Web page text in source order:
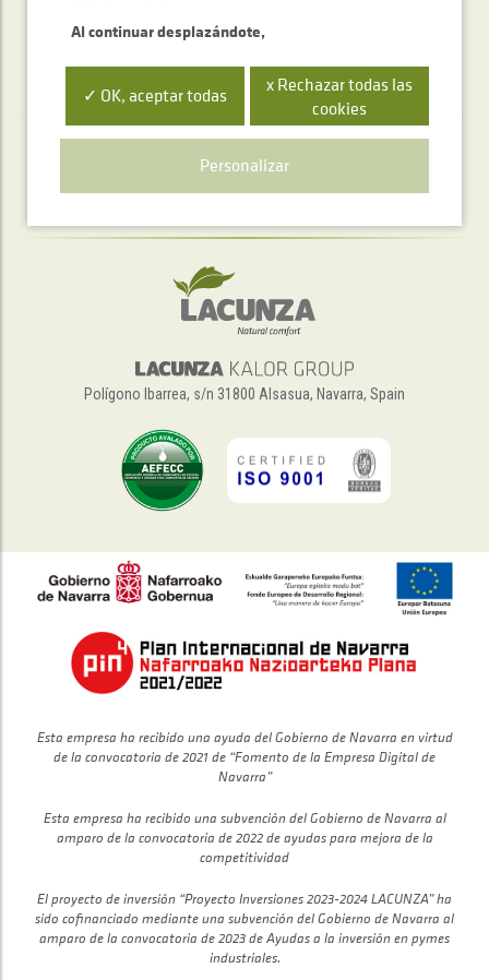
Servicio de atención telefónica
+34 948 563 511
Polígono Ibarrea, s/n 31800 Alsasua, Navarra, Spain
Esta empresa ha recibido una ayuda del Gobierno de Navarra en virtud
de la convocatoria de 2021 de “Fomento de la Empresa Digital de
Navarra”
Esta empresa ha recibido una subvención del Gobierno de Navarra al
amparo de la convocatoria de 2022 de ayudas para mejora de la
competitividad
El proyecto de inversión “Proyecto Inversiones 2023-2024 LACUNZA” ha
sido cofinanciado mediante una subvención del Gobierno de Navarra al
amparo de la convocatoria de 2023 de Ayudas a la inversión en pymes
industriales.
Al continuar desplazándote,
✓ OK, aceptar todas
x Rechazar todas las
cookies
Personalizar